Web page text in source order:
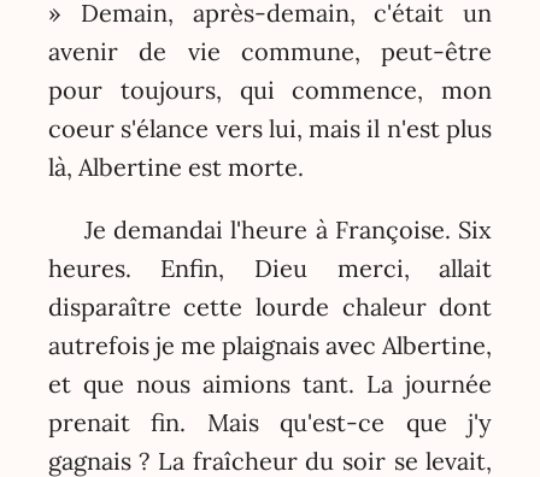
» Demain, après-demain, c'était un
avenir de vie commune, peut-être
pour toujours, qui commence, mon
coeur s'élance vers lui, mais il n'est plus
là, Albertine est morte.
Je demandai l'heure à Françoise. Six
heures. Enfin, Dieu merci, allait
disparaître cette lourde chaleur dont
autrefois je me plaignais avec Albertine,
et que nous aimions tant. La journée
prenait fin. Mais qu'est-ce que j'y
gagnais ? La fraîcheur du soir se levait,